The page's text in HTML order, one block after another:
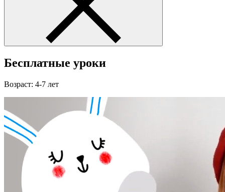
Бесплатные уроки
Возраст: 4-7 лет